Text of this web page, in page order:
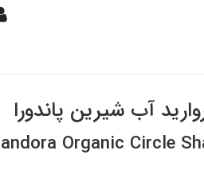
آب شیرین پاندورا
Organic Circle